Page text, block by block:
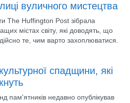
вуличного мистецтва
The Huffington Post зібрала
містах світу, які доводять, що
те, чим варто захоплюватися.
спадщини, які
пам'ятників недавно опублікував